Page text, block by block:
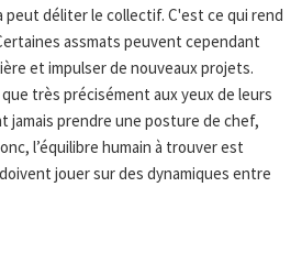
peut déliter le collectif. C'est ce qui rend
assmats peuvent cependant
et impulser de nouveaux projets.
très précisément aux yeux de leurs
jamais prendre une posture de chef,
l’équilibre humain à trouver est
jouer sur des dynamiques entre